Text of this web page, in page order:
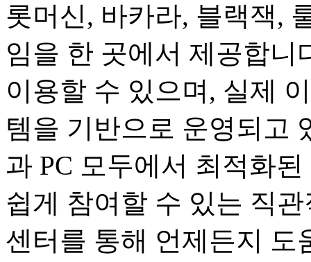
롯머신, 바카라, 블랙잭,
임을 한 곳에서 제공합니
이용할 수 있으며, 실제
템을 기반으로 운영되고
과 PC 모두에서 최적화
쉽게 참여할 수 있는 직
센터를 통해 언제든지 도